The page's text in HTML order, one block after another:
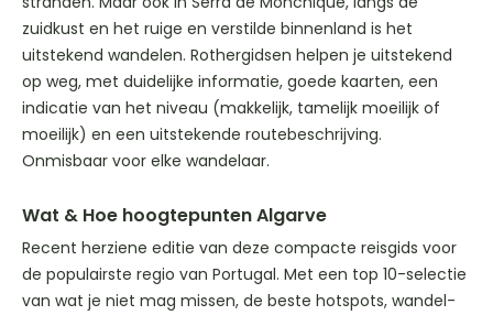
zuidkust en het ruige en verstilde binnenland is het
uitstekend wandelen. Rothergidsen helpen je uitstekend
op weg, met duidelijke informatie, goede kaarten, een
indicatie van het niveau (makkelijk, tamelijk moeilijk of
moeilijk) en een uitstekende routebeschrijving.
Onmisbaar voor elke wandelaar.
Wat & Hoe hoogtepunten Algarve
Recent herziene editie van deze compacte reisgids voor
de populairste regio van Portugal. Met een top 10-selectie
van wat je niet mag missen, de beste hotspots, wandel-